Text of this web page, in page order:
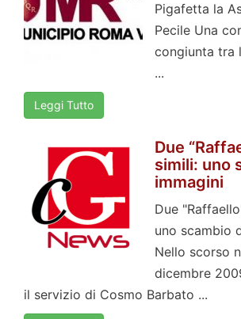
Pigafetta la
Pecile Una
congiunta tra
...
Leggi Tutto
Due
simili: uno
immagini
Due
uno scambio
Nello scorso
dicembre
il servizio di Cosmo Barbato ...